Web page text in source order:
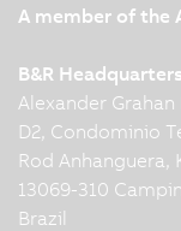
A member of the
B&R
Alexander
D2, Condominio
Rod Anhanguera,
13069-310
Brazil